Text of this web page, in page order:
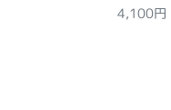
4,100円